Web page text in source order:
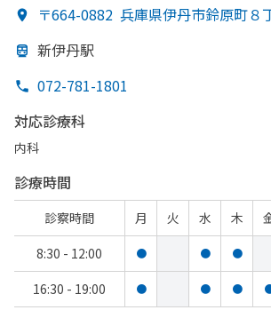
〒664-0882 兵庫県伊丹市鈴原町８
新伊丹駅
072-781-1801
対応診療科
内科
診療時間
診察時間 月 火 水 木
8:30 - 12:00
● ● ●
16:30 - 19:00 ● ● ●